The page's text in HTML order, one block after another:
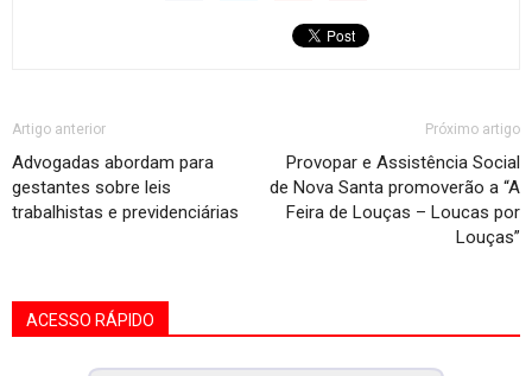
Artigo anterior
Advogadas abordam para
gestantes sobre leis
trabalhistas e previdenciárias
Próximo artigo
Provopar e Assistência Social
de Nova Santa promoverão a “A
Feira de Louças – Loucas por
Louças”
ACESSO RÁPIDO